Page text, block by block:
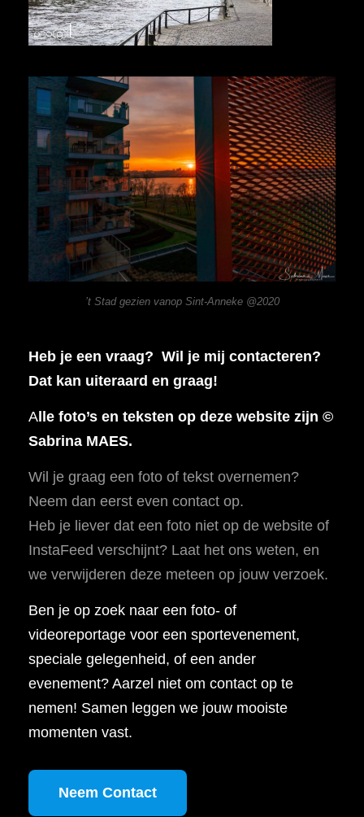
’t Stad gezien vanop Sint-Anneke @2020
Heb je een vraag? Wil je mij contacteren?
Dat kan uiteraard en graag!
Alle foto’s en teksten op deze website zijn ©
Sabrina MAES.
Wil je graag een foto of tekst overnemen?
Neem dan eerst even contact op.
Heb je liever dat een foto niet op de website of
InstaFeed verschijnt? Laat het ons weten, en
we verwijderen deze meteen op jouw verzoek.
Ben je op zoek naar een foto- of
videoreportage voor een sportevenement,
speciale gelegenheid, of een ander
evenement? Aarzel niet om contact op te
nemen! Samen leggen we jouw mooiste
momenten vast.
Neem Contact